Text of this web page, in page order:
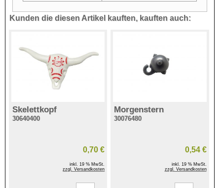
Kunden die diesen Artikel kauften, kauften auch:
Skelettkopf
30640400
0,70 €
inkl. 19 % MwSt.
zzgl. Versandkosten
Morgenstern
30076480
0,54 €
inkl. 19 % MwSt.
zzgl. Versandkosten